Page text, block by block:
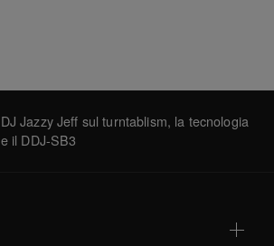
DJ Jazzy Jeff sul turntablism, la tecnologia
e il DDJ-SB3